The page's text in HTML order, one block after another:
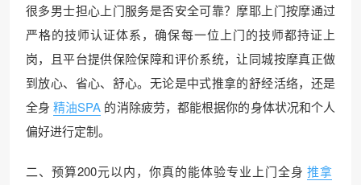
很多男士担心上门服务是否安全可靠？摩耶上门按摩通过
严格的技师认证体系，确保每一位上门的技师都持证上
岗，且平台提供保险保障和评价系统，让同城按摩真正做
到放心、省心、舒心。无论是中式推拿的舒经活络，还是
全身 精油SPA 的消除疲劳，都能根据你的身体状况和个人
偏好进行定制。
二、预算200元以内，你真的能体验专业上门全身 推拿